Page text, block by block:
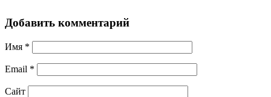
Добавить комментарий
Имя *
Email *
Сайт